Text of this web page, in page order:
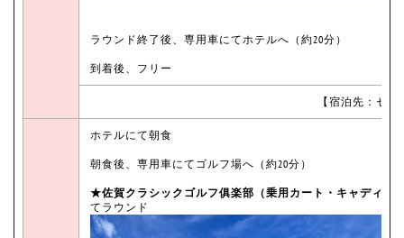
ラウンド終了後、専用車にてホテルへ（約20分）
到着後、フリー
【宿泊先：セ
ホテルにて朝食
朝食後、専用車にてゴルフ場へ（約20分）
★佐賀クラシックゴルフ俱楽部（乗用カート・キャディ付
てラウンド